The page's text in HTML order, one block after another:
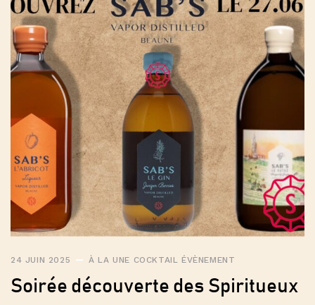
24 JUIN 2025 À LA UNE COCKTAIL ÉVÈNEMENT
Soirée découverte des Spiritueux